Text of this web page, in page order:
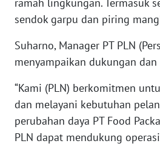
sendok garpu dan piring
Suharno, Manager PT PLN
menyampaikan dukungan
“Kami (PLN) berkomitmen
dan melayani kebutuhan
perubahan daya PT Food
PLN dapat mendukung
JAMBI
SULTRA
NTB
WN
SULTENG